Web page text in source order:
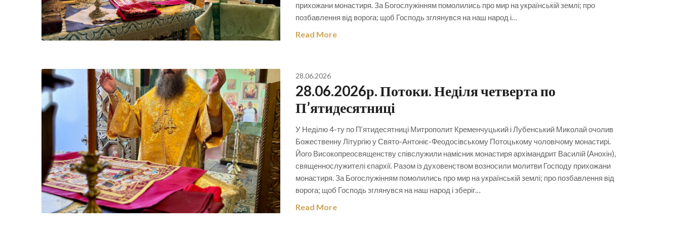
прихожани монастиря. За Богослужінням помолились про мир на українській землі; про
позбавлення від ворога; щоб Господь зглянувся на наш народ і…
Read More
28.06.2026
28.06.2026р. Потоки. Неділя четверта по
П’ятидесятниці
У Неділю 4-ту по П’ятидесятниці Митрополит Кременчуцький і Лубенський Миколай очолив
Божественну Літургію у Свято-Антоніє-Феодосівському Потоцькому чоловічому монастирі.
Його Високопреосвященству співслужили намісник монастиря архімандрит Василій (Анохін),
священнослужителі єпархії. Разом із духовенством возносили молитви Господу прихожани
монастиря. За Богослужінням помолились про мир на українській землі; про позбавлення від
ворога; щоб Господь зглянувся на наш народ і зберіг…
Read More